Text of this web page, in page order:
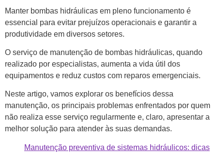
Manter bombas hidráulicas em pleno funcionamento é
essencial para evitar prejuízos operacionais e garantir a
produtividade em diversos setores.
O serviço de manutenção de bombas hidráulicas, quando
realizado por especialistas, aumenta a vida útil dos
equipamentos e reduz custos com reparos emergenciais.
Neste artigo, vamos explorar os benefícios dessa
manutenção, os principais problemas enfrentados por quem
não realiza esse serviço regularmente e, claro, apresentar a
melhor solução para atender às suas demandas.
Manutenção preventiva de sistemas hidráulicos: dicas